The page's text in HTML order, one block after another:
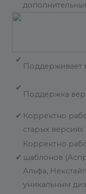
✔
Поддерживает
✔
Поддержка
✔ Корректно
старых версиях
✔
Корректно
шаблонов
Альфа,
уникальным